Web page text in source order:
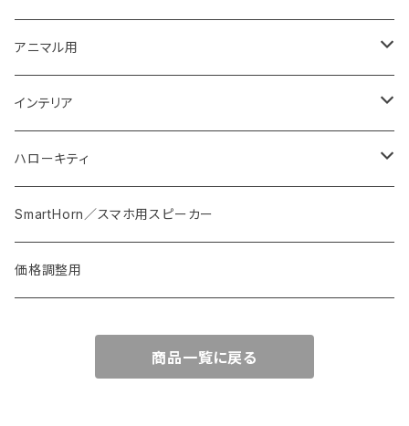
丼・鉢
マドラー
おはじき
紐
スプーン・フォーク・カトラリー
イヤリング・ノンホール
ピアス
ストラップ
ブローチ
アニマル用
梟用水入れ
インテリア
ウエルカムプレート
花器
椅子・テーブル
ハローキティ
皿
バッグ
SmartHorn／スマホ用スピーカー
価格調整用
商品一覧に戻る